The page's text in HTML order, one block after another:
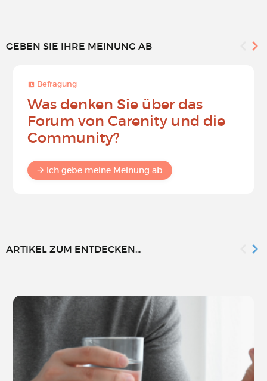
GEBEN SIE IHRE MEINUNG AB
Befragung
Was denken Sie über das
Forum von Carenity und die
Community?
Ich gebe meine Meinung ab
ARTIKEL ZUM ENTDECKEN...